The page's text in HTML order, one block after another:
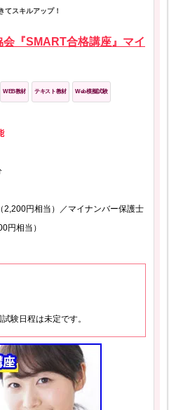
てスキルアップ！
『SMART合格講座』マイ
WEB教材 テキスト教材 Web模擬試験
2,200円相当）／マイナンバー保護士
円相当）
験日程は未定です。